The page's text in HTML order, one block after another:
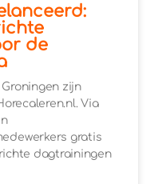
de
zijn
Via
gratis
dagtrainingen